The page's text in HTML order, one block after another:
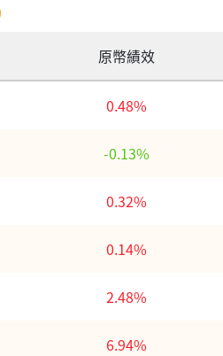
原幣績效
0.48%
-0.13%
0.32%
0.14%
2.48%
6.94%